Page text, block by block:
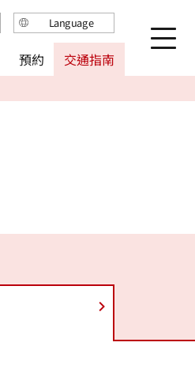
預約 交通指南
Language
日本語
English
简体中文